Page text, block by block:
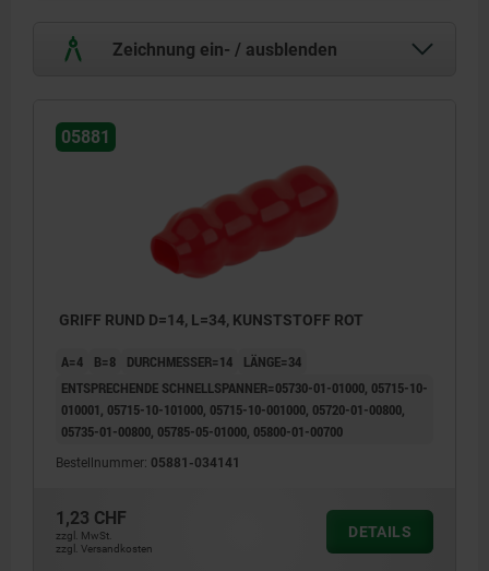
Zeichnung ein- / ausblenden
05881
GRIFF RUND D=14, L=34, KUNSTSTOFF ROT
A=4 B=8 DURCHMESSER=14
LÄNGE=34
ENTSPRECHENDE SCHNELLSPANNER=05730-01-01000, 05715-10-
010001, 05715-10-101000, 05715-10-001000, 05720-01-00800,
05735-01-00800, 05785-05-01000, 05800-01-00700
Bestellnummer: 05881-034141
1,23 CHF
zzgl. MwSt.
zzgl. Versandkosten
DETAILS